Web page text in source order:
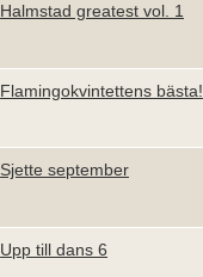
Halmstad greatest vol. 1
Flamingokvintettens bästa!
Sjette september
Upp till dans 6